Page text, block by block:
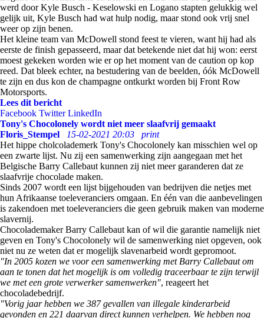
werd door Kyle Busch - Keselowski en Logano stapten gelukkig wel
gelijk uit, Kyle Busch had wat hulp nodig, maar stond ook vrij snel
weer op zijn benen.
Het kleine team van McDowell stond feest te vieren, want hij had als
eerste de finish gepasseerd, maar dat betekende niet dat hij won: eerst
moest gekeken worden wie er op het moment van de caution op kop
reed. Dat bleek echter, na bestudering van de beelden, óók McDowell
te zijn en dus kon de champagne ontkurkt worden bij Front Row
Motorsports.
Lees dit bericht
Facebook Twitter LinkedIn
Tony's Chocolonely wordt niet meer slaafvrij gemaakt
Floris_Stempel
15-02-2021 20:03
print
Het hippe cholcolademerk Tony's Chocolonely kan misschien wel op
een zwarte lijst. Nu zij een samenwerking zijn aangegaan met het
Belgische Barry Callebaut kunnen zij niet meer garanderen dat ze
slaafvrije chocolade maken.
Sinds 2007 wordt een lijst bijgehouden van bedrijven die netjes met
hun Afrikaanse toeleveranciers omgaan. En één van die aanbevelingen
is zakendoen met toeleveranciers die geen gebruik maken van moderne
slavernij.
Chocolademaker Barry Callebaut kan of wil die garantie namelijk niet
geven en Tony's Chocolonely wil de samenwerking niet opgeven, ook
niet nu ze weten dat er mogelijk slavenarbeid wordt gepromoot.
"In 2005 kozen we voor een samenwerking met Barry Callebaut om
aan te tonen dat het mogelijk is om volledig traceerbaar te zijn terwijl
we met een grote verwerker samenwerken", reageert het
chocoladebedrijf.
"Vorig jaar hebben we 387 gevallen van illegale kinderarbeid
gevonden en 221 daarvan direct kunnen verhelpen. We hebben nog